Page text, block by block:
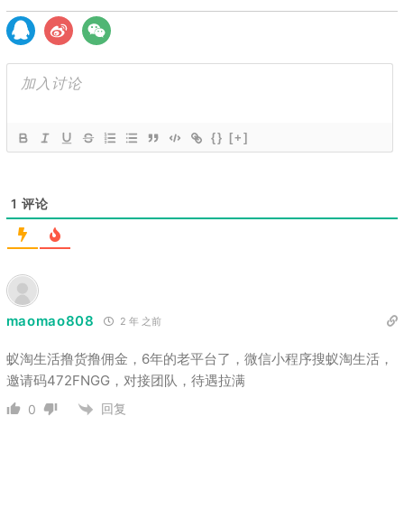
{} [+]
1 评论
maomao808 2 年 之前
蚁淘生活撸货撸佣金，6年的老平台了，微信小程序搜蚁淘生活，
邀请码472FNGG，对接团队，待遇拉满
0 回复